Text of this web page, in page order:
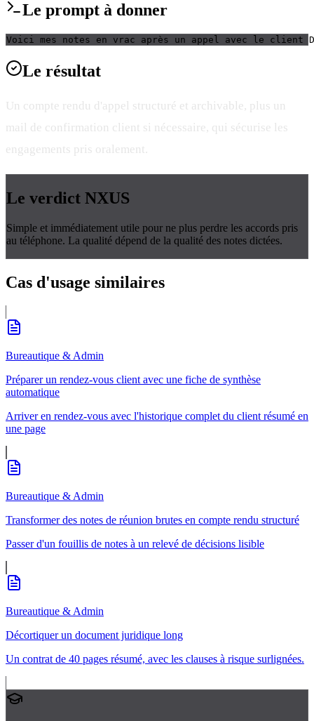
Le prompt à donner
Voici mes notes en vrac après un appel avec le client
Le résultat
Un compte rendu d'appel structuré et archivable, plus un
mail de confirmation client si nécessaire, qui sécurise les
engagements pris oralement.
Le verdict NXUS
Simple et immédiatement utile pour ne plus perdre les accords pris
au téléphone. La qualité dépend de la qualité des notes dictées.
Cas d'usage similaires
Bureautique & Admin
Préparer un rendez-vous client avec une fiche de synthèse
automatique
Arriver en rendez-vous avec l'historique complet du client résumé en
une page
Bureautique & Admin
Transformer des notes de réunion brutes en compte rendu structuré
Passer d'un fouillis de notes à un relevé de décisions lisible
Bureautique & Admin
Décortiquer un document juridique long
Un contrat de 40 pages résumé, avec les clauses à risque surlignées.